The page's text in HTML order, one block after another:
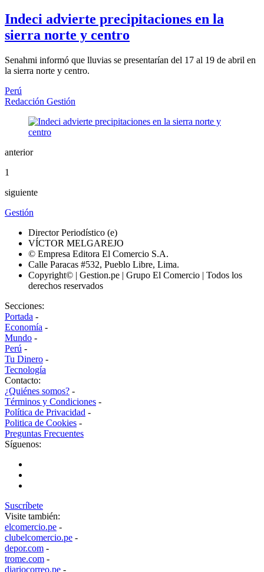
Indeci advierte precipitaciones en la
sierra norte y centro
Senahmi informó que lluvias se presentarían del 17 al 19 de abril en
la sierra norte y centro.
Perú
Redacción Gestión
anterior
1
siguiente
Gestión
Director Periodístico (e)
VÍCTOR MELGAREJO
© Empresa Editora El Comercio S.A.
Calle Paracas #532, Pueblo Libre, Lima.
Copyright© | Gestion.pe | Grupo El Comercio | Todos los
derechos reservados
Secciones:
Portada -
Economía -
Mundo -
Perú -
Tu Dinero -
Tecnología
Contacto:
¿Quiénes somos? -
Términos y Condiciones -
Política de Privacidad -
Politica de Cookies -
Preguntas Frecuentes
Síguenos:
Suscríbete
Visite también:
elcomercio.pe -
clubelcomercio.pe -
depor.com -
trome.com -
diariocorreo.pe -